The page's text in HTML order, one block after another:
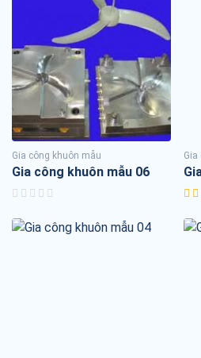
Gia công khuôn mẫu
Gia công khuôn mẫu 06
Gia